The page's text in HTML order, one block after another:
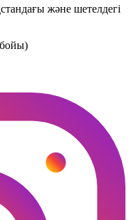
және шетелдегі
бойы)